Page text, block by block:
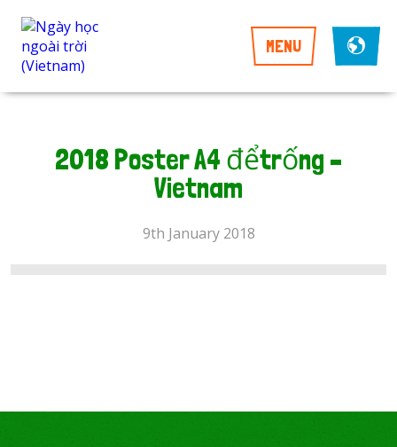
MENU
2018 Poster A4 đểtrống –
Vietnam
9th January 2018